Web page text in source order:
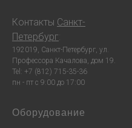
Контакты Санкт-
Петербург
192019, Санкт-Петербург, ул.
Профессора Качалова, дом 19.
Tel: +7 (812) 715-35-36
пн - пт с 9:00 до 17:00
Оборудование